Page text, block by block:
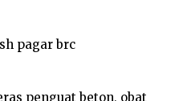
pagar brc